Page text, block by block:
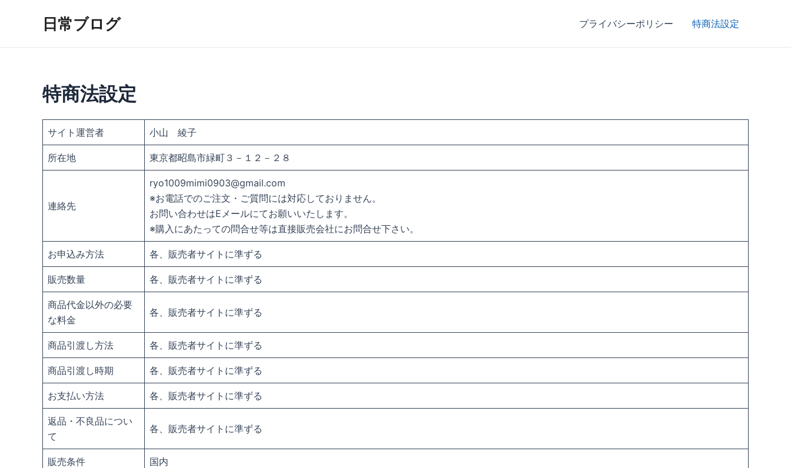
日常ブログ プライバシーポリシー 特商法設定
特商法設定
サイト運営者 小山 綾子
所在地 東京都昭島市緑町３－１２－２８
連絡先
ryo1009mimi0903@gmail.com
※お電話でのご注文・ご質問には対応しておりません。
お問い合わせはEメールにてお願いいたします。
※購入にあたっての問合せ等は直接販売会社にお問合せ下さい。
お申込み方法 各、販売者サイトに準ずる
販売数量 各、販売者サイトに準ずる
商品代金以外の必要
な料金
各、販売者サイトに準ずる
商品引渡し方法 各、販売者サイトに準ずる
商品引渡し時期 各、販売者サイトに準ずる
お支払い方法 各、販売者サイトに準ずる
返品・不良品につい
て
各、販売者サイトに準ずる
販売条件 国内